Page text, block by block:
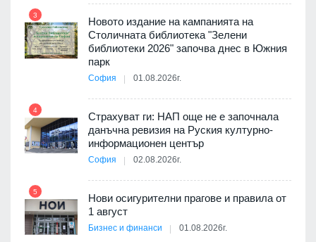
3
Новото издание на кампанията на
Столичната библиотека "Зелени
библиотеки 2026" започва днес в Южния
парк
София 01.08.2026г.
4
Страхуват ги: НАП още не е започнала
данъчна ревизия на Руския културно-
информационен център
София 02.08.2026г.
5
Нови осигурителни прагове и правила от
1 август
Бизнес и финанси 01.08.2026г.